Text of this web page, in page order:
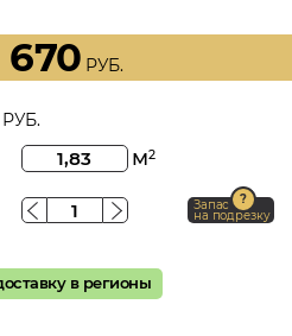
670 РУБ.
м2
Запас
на подрезку
в регионы